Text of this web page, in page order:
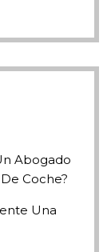
Abogado
Coche?
Una